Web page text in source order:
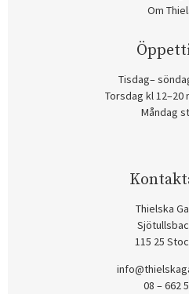
Om
Tisdag–
Torsdag kl
Måndag
Thielska
115 25
08 – 662